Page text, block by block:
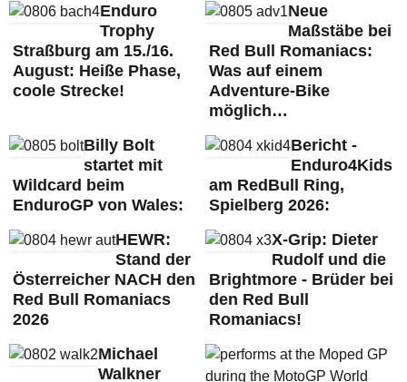
Enduro
Trophy
Straßburg am 15./16.
August: Heiße Phase,
coole Strecke!
Neue
Maßstäbe bei
Red Bull Romaniacs:
Was auf einem
Adventure-Bike
möglich…
Billy Bolt
startet mit
Wildcard beim
EnduroGP von Wales:
Bericht -
Enduro4Kids
am RedBull Ring,
Spielberg 2026:
HEWR:
Stand der
Österreicher NACH den
Red Bull Romaniacs
2026
X-Grip: Dieter
Rudolf und die
Brightmore - Brüder bei
den Red Bull
Romaniacs!
Michael
Walkner